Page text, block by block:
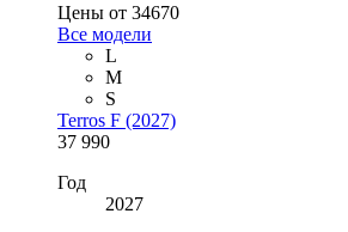
Цены от 34670
Все модели
L
M
S
Terros F (2027)
37 990
Год
2027